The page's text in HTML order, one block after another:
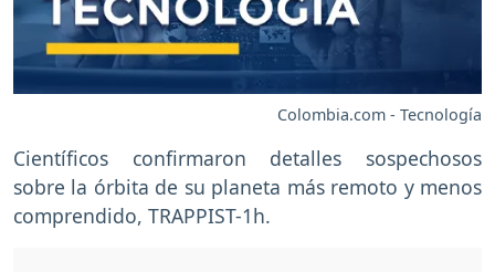
Colombia.com - Tecnología
Científicos confirmaron detalles sospechosos
sobre la órbita de su planeta más remoto y menos
comprendido, TRAPPIST-1h.